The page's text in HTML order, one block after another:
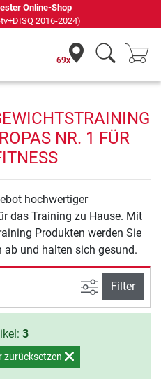
Online-Shop
2016-2024)
69x
NR. 1 FÜR
das Training zu Hause. Mit
Produkten werden Sie
und halten sich gesund.
Ansicht
Filter
3
zurücksetzen